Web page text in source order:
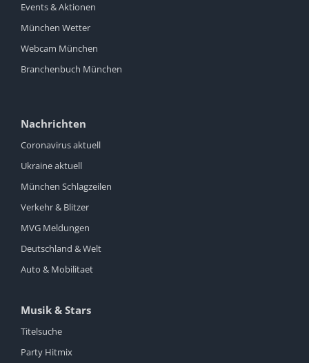
Events & Aktionen
München Wetter
Webcam München
Branchenbuch München
Nachrichten
Coronavirus aktuell
Ukraine aktuell
München Schlagzeilen
Verkehr & Blitzer
MVG Meldungen
Deutschland & Welt
Auto & Mobilitaet
Musik & Stars
Titelsuche
Party Hitmix